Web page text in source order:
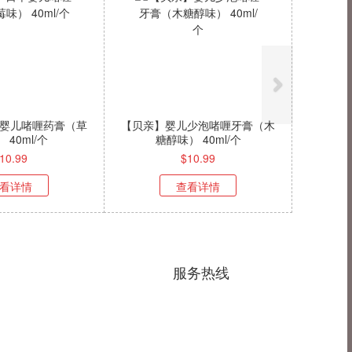
儿啫喱药膏（草
40ml/个
10.99
详情
【贝亲】婴儿少泡啫喱牙膏（木
糖醇味） 40ml/个
$10.99
查看详情
服务热线